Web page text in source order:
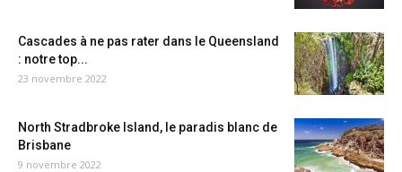
Cascades à ne pas rater dans le Queensland
: notre top...
23 novembre 2022
North Stradbroke Island, le paradis blanc de
Brisbane
9 novembre 2022